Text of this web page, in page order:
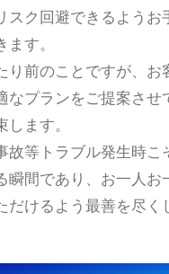
スク回避できるようお
ます。
り前のことですが、お
なプランをご提案させ
します。
故等トラブル発生時こ
瞬間であり、お一人お
だけるよう最善を尽く